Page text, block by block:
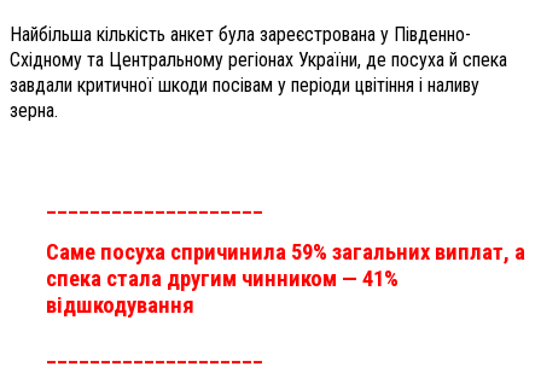
Найбільша кількість анкет була зареєстрована у Південно-
Східному та Центральному регіонах України, де посуха й спека
завдали критичної шкоди посівам у періоди цвітіння і наливу
зерна.
____________________
Саме посуха спричинила 59% загальних виплат, а
спека стала другим чинником — 41%
відшкодування
____________________